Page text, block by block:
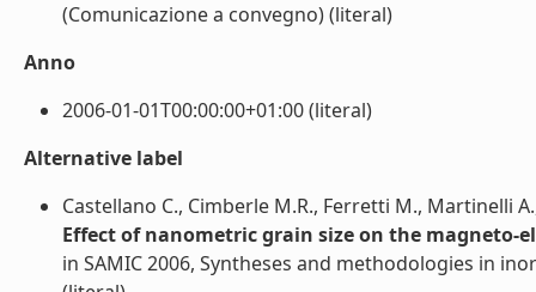
(Comunicazione a convegno) (literal)
Anno
2006-01-01T00:00:00+01:00 (literal)
Alternative label
Castellano C., Cimberle M.R., Ferretti M., Martinelli
Effect of nanometric grain size on the magneto-
in SAMIC 2006, Syntheses and methodologies in